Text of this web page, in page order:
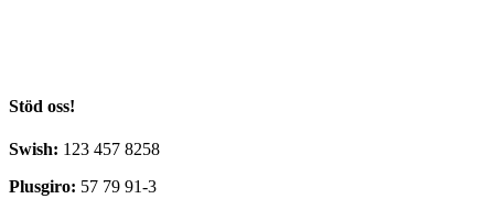
Stöd oss!
Swish: 123 457 8258
Plusgiro: 57 79 91-3